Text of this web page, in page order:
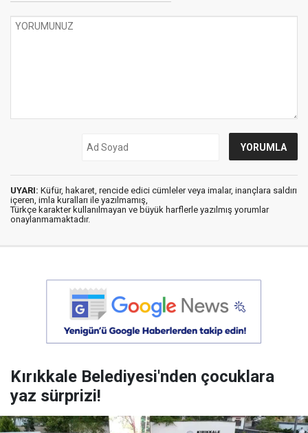
UYARI: Küfür, hakaret, rencide edici cümleler veya imalar, inançlara saldırı
içeren, imla kuralları ile yazılmamış,
Türkçe karakter kullanılmayan ve büyük harflerle yazılmış yorumlar
onaylanmamaktadır.
Kırıkkale Belediyesi'nden çocuklara
yaz sürprizi!